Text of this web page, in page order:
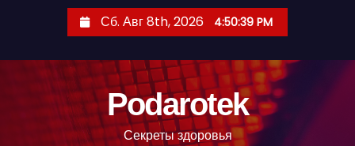
Сб. Авг 8th, 2026 4:50:40 PM
Podarotek
Секреты здоровья